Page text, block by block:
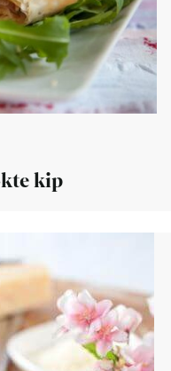
kip